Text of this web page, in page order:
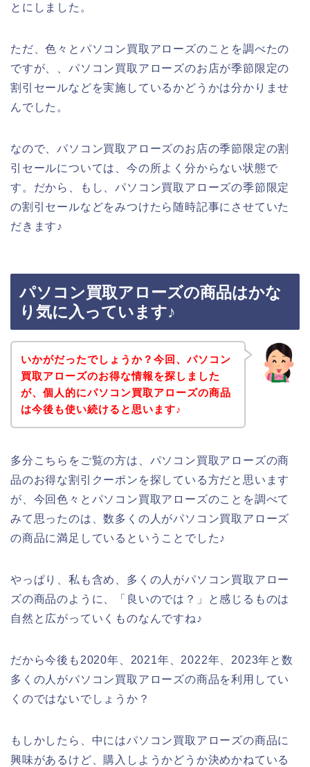
とにしました。
ただ、色々とパソコン買取アローズのことを調べたの
ですが、、パソコン買取アローズのお店が季節限定の
割引セールなどを実施しているかどうかは分かりませ
んでした。
なので、パソコン買取アローズのお店の季節限定の割
引セールについては、今の所よく分からない状態で
す。だから、もし、パソコン買取アローズの季節限定
の割引セールなどをみつけたら随時記事にさせていた
だきます♪
パソコン買取アローズの商品はかな
り気に入っています♪
いかがだったでしょうか？今回、パソコン
買取アローズのお得な情報を探しました
が、個人的にパソコン買取アローズの商品
は今後も使い続けると思います♪
多分こちらをご覧の方は、パソコン買取アローズの商
品のお得な割引クーポンを探している方だと思います
が、今回色々とパソコン買取アローズのことを調べて
みて思ったのは、数多くの人がパソコン買取アローズ
の商品に満足しているということでした♪
やっぱり、私も含め、多くの人がパソコン買取アロー
ズの商品のように、「良いのでは？」と感じるものは
自然と広がっていくものなんですね♪
だから今後も2020年、2021年、2022年、2023年と数
多くの人がパソコン買取アローズの商品を利用してい
くのではないでしょうか？
もしかしたら、中にはパソコン買取アローズの商品に
興味があるけど、購入しようかどうか決めかねている